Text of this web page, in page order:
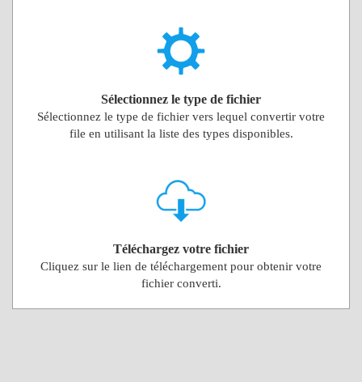
Sélectionnez le type de fichier
Sélectionnez le type de fichier vers lequel convertir votre
file en utilisant la liste des types disponibles.
Téléchargez votre fichier
Cliquez sur le lien de téléchargement pour obtenir votre
fichier converti.